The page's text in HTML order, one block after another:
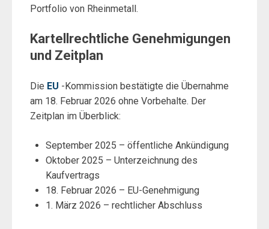
Portfolio von Rheinmetall.
Kartellrechtliche Genehmigungen
und Zeitplan
Die EU -Kommission bestätigte die Übernahme
am 18. Februar 2026 ohne Vorbehalte. Der
Zeitplan im Überblick:
September 2025 – öffentliche Ankündigung
Oktober 2025 – Unterzeichnung des
Kaufvertrags
18. Februar 2026 – EU-Genehmigung
1. März 2026 – rechtlicher Abschluss